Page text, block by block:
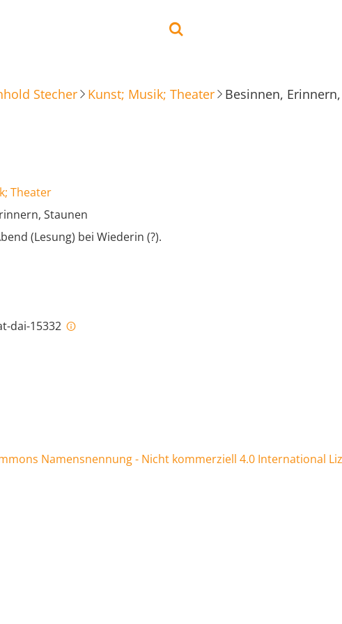
Stecher Kunst; Musik; Theater Besinnen,
Theater
Staunen
(Lesung) bei Wiederin (?).
dai-15332
Namensnennung - Nicht kommerziell 4.0 International